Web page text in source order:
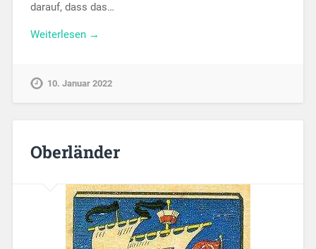
darauf, dass das…
Weiterlesen →
10. Januar 2022
Oberländer